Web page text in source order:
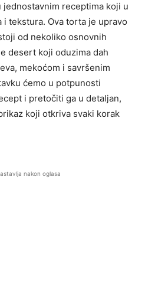
receptima koji u
tekstura. Ova torta je upravo
od nekoliko osnovnih
desert koji oduzima dah
mekoćom i savršenim
ćemo u potpunosti
i pretočiti ga u detaljan,
koji otkriva svaki korak
nakon oglasa